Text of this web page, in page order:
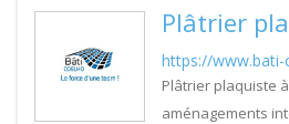
Plâtrier
https://
Plâtrier plaquiste
aménagements